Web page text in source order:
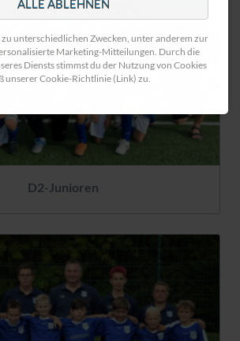
D2-Junioren
ALLE ABLEHNEN
unterschiedlichen Zwecken, unter anderem zur
Marketing-Mitteilungen. Durch die
Diensts stimmst du der Nutzung von Cookies
unserer Cookie-Richtlinie (Link) zu.